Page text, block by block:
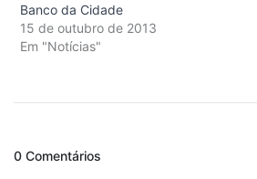
Banco da Cidade
15 de outubro de 2013
Em "Notícias"
0 Comentários